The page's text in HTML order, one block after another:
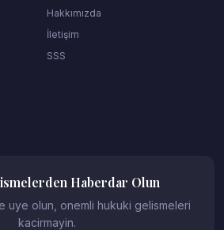
Hakkımızda
İletişim
SSS
Haberdar Olun
uye olun, onemli hukuki gelismeleri
kacirmayin.